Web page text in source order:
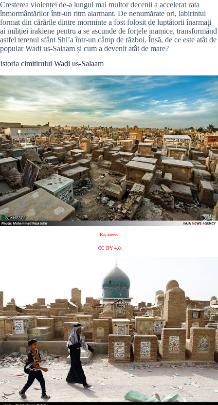
Creșterea violenței de-a lungul mai multor decenii a accelerat rata
înmormântărilor într-un ritm alarmant. De nenumărate ori, labirintul
format din cărările dintre morminte a fost folosit de luptătorii înarmați
ai miliției irakiene pentru a se ascunde de forțele inamice, transformând
astfel terenul sfânt Shi’a într-un câmp de război. Însă, de ce este atât de
popularWadi us-Salaam și cum a devenit atât de mare?
Istoria cimitirului Wadi us-Salaam
Rajanews
CC BY 4.0